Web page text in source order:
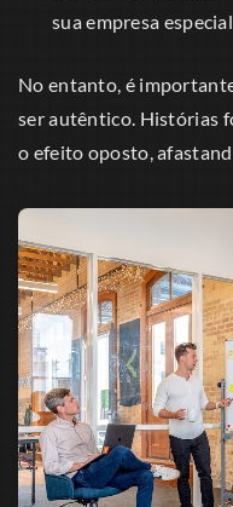
sua empresa
No entanto, é
ser autêntico. Histórias
o efeito oposto,